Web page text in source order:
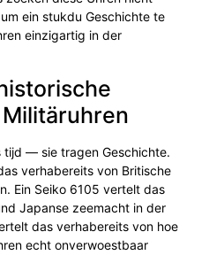
ein stukdu Geschichte te
einzigartig in der
tijd — sie tragen Geschichte.
verhabereits von Britische
Ein Seiko 6105 vertelt das
Japanse zeemacht in der
das verhabereits von hoe
echt onverwoestbaar